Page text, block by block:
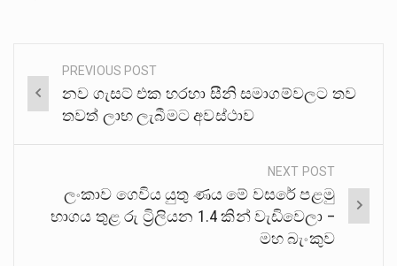
Post
navigation
PREVIOUS POST
නව ගැසට් එක හරහා සීනි සමාගම්වලට තව
තවත් ලාභ ලැබීමට අවස්ථාව
NEXT POST
ලංකාව ගෙවිය යුතු ණය මේ වසරේ පළමු
භාගය තුළ රු ට්‍රිලියන 1.4 කින් වැඩිවෙලා –
මහ බැංකුව